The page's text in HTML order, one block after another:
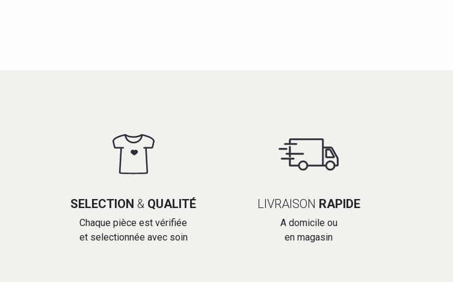
SELECTION & QUALITÉ
Chaque pièce est vérifiée
et selectionnée avec soin
LIVRAISON RAPIDE
A domicile ou
en magasin